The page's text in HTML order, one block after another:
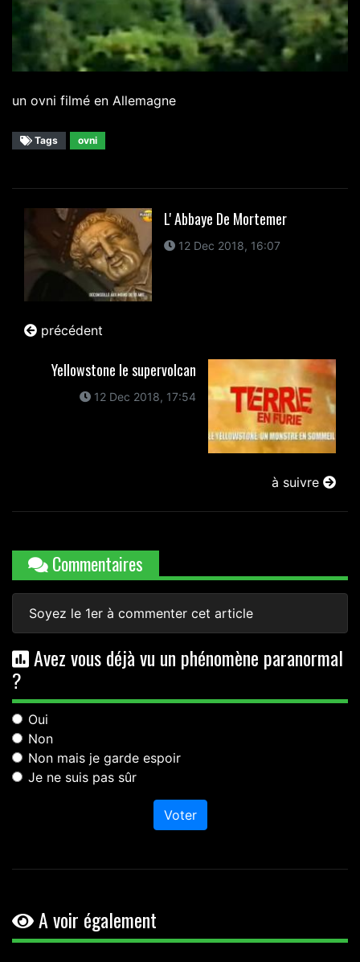
un ovni filmé en Allemagne
Tags ovni
L' Abbaye De Mortemer
12 Dec 2018, 16:07
précédent
Yellowstone le supervolcan
12 Dec 2018, 17:54
à suivre
Commentaires
Soyez le 1er à commenter cet article
Avez vous déjà vu un phénomène paranormal
?
Oui
Non
Non mais je garde espoir
Je ne suis pas sûr
Voter
A voir également